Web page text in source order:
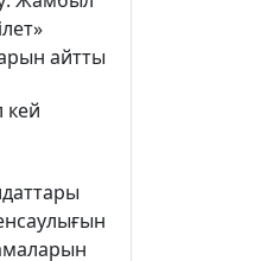
айтты
кей